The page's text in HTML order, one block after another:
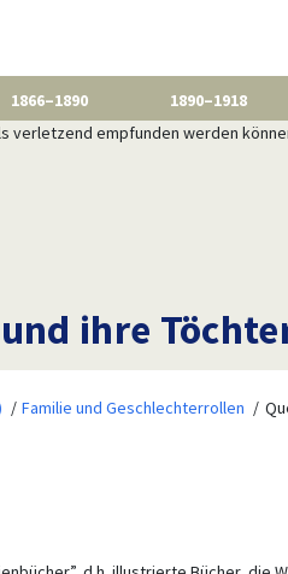
1866–1890 1890–1918
verletzend empfunden werden
ihre
Familie und Geschlechterrollen